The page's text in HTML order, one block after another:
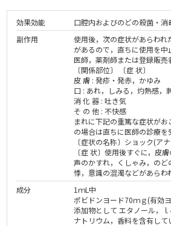
効果効能
口腔内およびのどの殺菌・
副作用
使用後，次の症状があらわれ
があるので，直ちに使用を中
医師，薬剤師または登録販
〔関係部位〕 〔症 状〕
皮 膚 : 発疹・発赤，かゆみ
口 : あれ，しみる，灼熱感，
消 化 器 : 吐き気
そ の 他 : 不快感
まれに下記の重篤な症状が
の場合は直ちに医師の診療を
〔症状の名称〕ショック(ア
〔症 状〕使用後すぐに，皮
声のかすれ，くしゃみ，の
悸，意識の混濁などがあらわ
成分
1ｍL中
ポビドンヨード70ｍｇ(有効
添加物として エタノール，
ナトリウム，香料を含有して